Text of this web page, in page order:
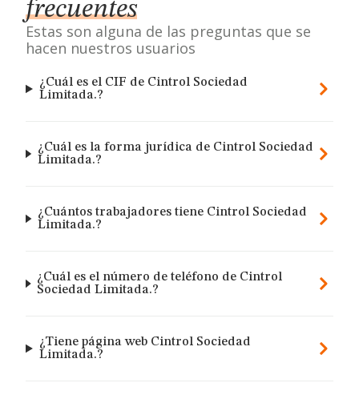
frecuentes
Estas son alguna de las preguntas que se
hacen nuestros usuarios
¿Cuál es el CIF de Cintrol Sociedad
Limitada.?
¿Cuál es la forma jurídica de Cintrol Sociedad
Limitada.?
¿Cuántos trabajadores tiene Cintrol Sociedad
Limitada.?
¿Cuál es el número de teléfono de Cintrol
Sociedad Limitada.?
¿Tiene página web Cintrol Sociedad
Limitada.?